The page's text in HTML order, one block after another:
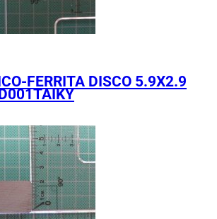
FERRITA DISCO 5.9X2.9